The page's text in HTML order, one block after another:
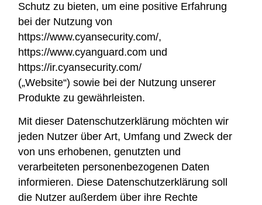
Schutz zu bieten, um eine positive Erfahrung
bei der Nutzung von
https://www.cyansecurity.com/,
https://www.cyanguard.com und
https://ir.cyansecurity.com/
(„Website“) sowie bei der Nutzung unserer
Produkte zu gewährleisten.
Mit dieser Datenschutzerklärung möchten wir
jeden Nutzer über Art, Umfang und Zweck der
von uns erhobenen, genutzten und
verarbeiteten personenbezogenen Daten
informieren. Diese Datenschutzerklärung soll
die Nutzer außerdem über ihre Rechte